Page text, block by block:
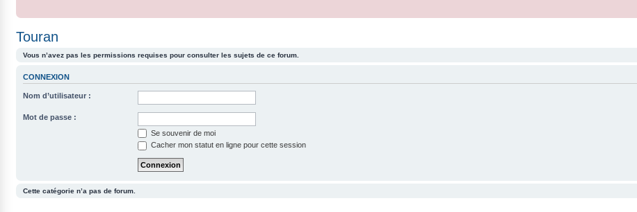
Touran
Vous n’avez pas les permissions requises pour consulter les sujets de ce forum.
CONNEXION
Nom d’utilisateur :
Mot de passe :
Se souvenir de moi
Cacher mon statut en ligne pour cette session
Cette catégorie n’a pas de forum.